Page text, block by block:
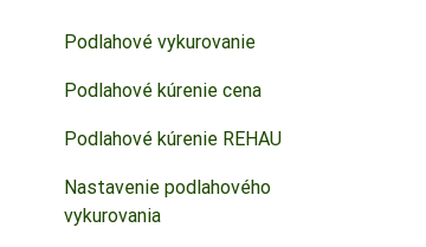
Podlahové vykurovanie
Podlahové kúrenie cena
Podlahové kúrenie REHAU
Nastavenie podlahového
vykurovania